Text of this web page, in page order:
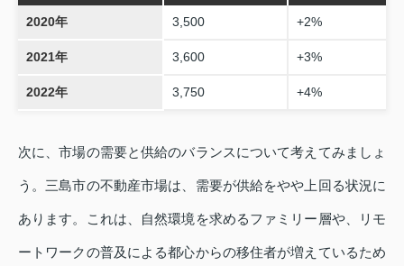
2020年 3,500 +2%
2021年 3,600 +3%
2022年 3,750 +4%
次に、市場の需要と供給のバランスについて考えてみましょ
う。三島市の不動産市場は、需要が供給をやや上回る状況に
あります。これは、自然環境を求めるファミリー層や、リモ
ートワークの普及による都心からの移住者が増えているため